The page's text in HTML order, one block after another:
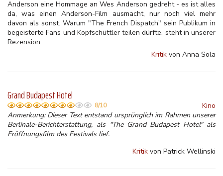
Anderson eine Hommage an Wes Anderson gedreht - es ist alles
da, was einen Anderson-Film ausmacht, nur noch viel mehr
davon als sonst. Warum "The French Dispatch" sein Publikum in
begeisterte Fans und Kopfschüttler teilen dürfte, steht in unserer
Rezension.
Kritik von Anna Sola
Grand Budapest Hotel
8/10
Kino
Anmerkung: Dieser Text entstand ursprünglich im Rahmen unserer
Berlinale-Berichterstattung, als "The Grand Budapest Hotel" als
Eröffnungsfilm des Festivals lief.
Kritik von Patrick Wellinski